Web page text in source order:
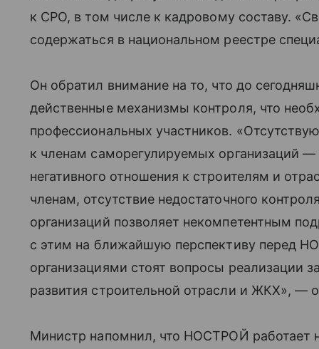
к СРО, в том числе к кадровому составу.
содержаться в национальном реестре
Он обратил внимание на то, что до
действенные механизмы контроля, что
профессиональных участников.
к членам саморегулируемых организаций
негативного отношения к строителям и
членам, отсутствие недостаточного
организаций позволяет некомпетентным
с этим на ближайшую перспективу перед
организациями стоят вопросы реализации
развития строительной отрасли и ЖКХ», —
Министр напомнил, что НОСТРОЙ работает